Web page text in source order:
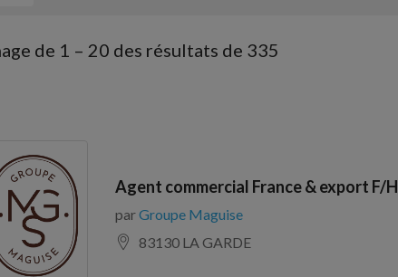
de 1 – 20 des résultats de 335
Agent commercial France & export F/H
parGroupe Maguise
83130 LA GARDE